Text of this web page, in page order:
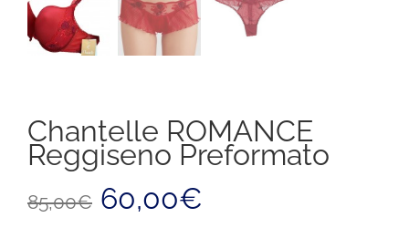
Chantelle ROMANCE
Reggiseno Preformato
85,00€
Il
prezzo
60,00€